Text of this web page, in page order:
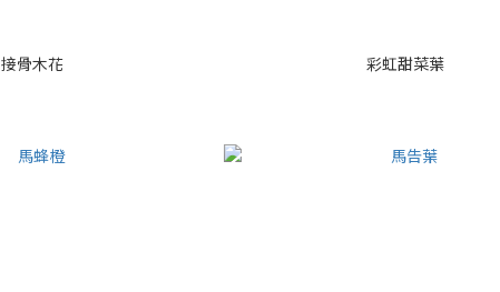
接骨木花 彩虹甜菜葉